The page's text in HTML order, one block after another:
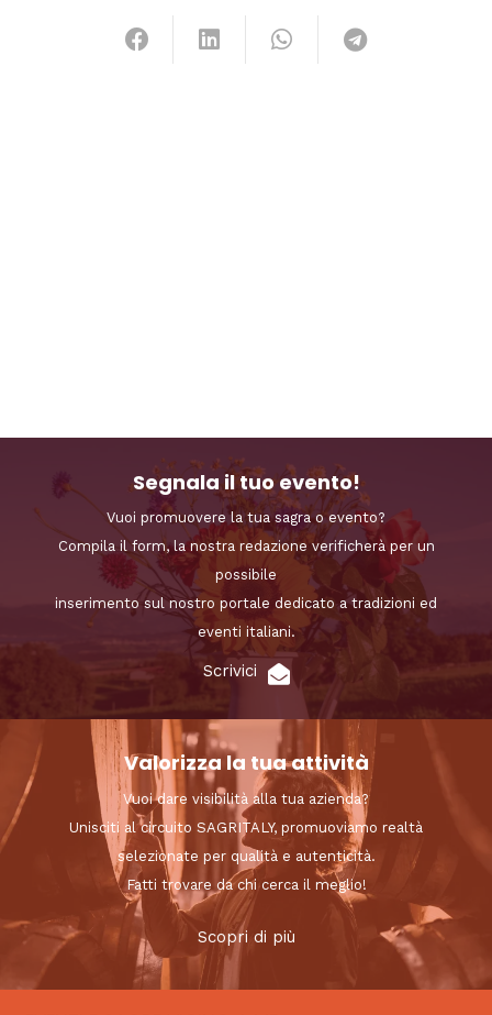
Segnala il tuo evento!
Vuoi promuovere la tua sagra o evento?
Compila il form, la nostra redazione verificherà per un
possibile
inserimento sul nostro portale dedicato a tradizioni ed
eventi italiani.
Scrivici
Valorizza la tua attività
Vuoi dare visibilità alla tua azienda?
Unisciti al circuito SAGRITALY, promuoviamo realtà
selezionate per qualità e autenticità.
Fatti trovare da chi cerca il meglio!
Scopri di più